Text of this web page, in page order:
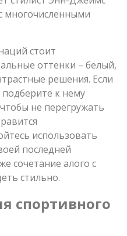
многочисленными
стоит
оттенки – белый,
решения. Если
к нему
не перегружать
использовать
последней
сочетание алого с
стильно.
спортивного